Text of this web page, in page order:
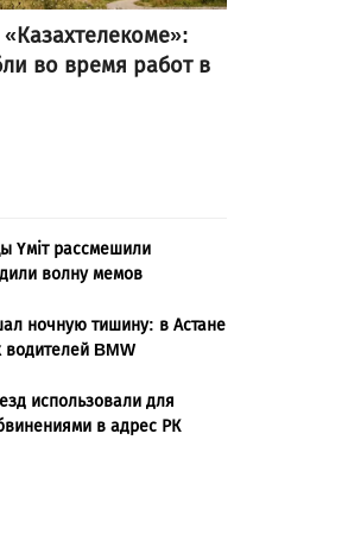
во время работ в
Үміт рассмешили
волну мемов
ночную тишину: в Астане
BMW
использовали для
в адрес РК